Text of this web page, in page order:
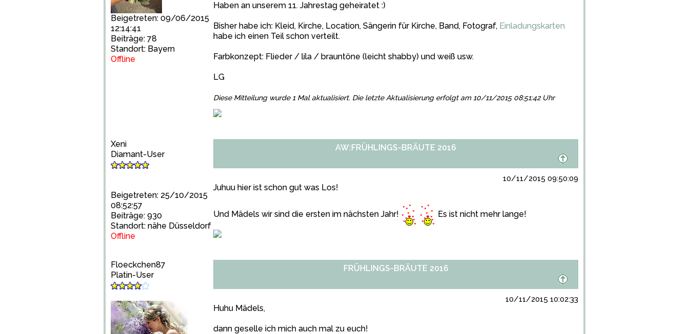
Beigetreten: 09/06/2015
12:14:41
Beiträge: 78
Standort: Bayern
Offline
Haben an unserem 11. Jahrestag geheiratet :)
Bisher habe ich: Kleid, Kirche, Location, Sängerin für Kirche, Band, Fotograf, Einladungskarten
habe ich einen Teil schon verteilt.
Farbkonzept: Flieder / lila / brauntöne (leicht shabby) und weiß usw.
LG
Diese Mitteilung wurde 1 Mal aktualisiert. Die letzte Aktualisierung erfolgt am 10/11/2015 08:51:42 Uhr
Xeni
Diamant-User
Beigetreten: 25/10/2015
08:52:57
Beiträge: 930
Standort: nähe Düsseldorf
Offline
AW:FRÜHLINGS-BRÄUTE 2016
10/11/2015 09:50:09
Juhuu hier ist schon gut was Los!
Und Mädels wir sind die ersten im nächsten Jahr! Es ist nicht mehr lange!
Floeckchen87
Platin-User
FRÜHLINGS-BRÄUTE 2016
10/11/2015 10:02:33
Huhu Mädels,
dann geselle ich mich auch mal zu euch!